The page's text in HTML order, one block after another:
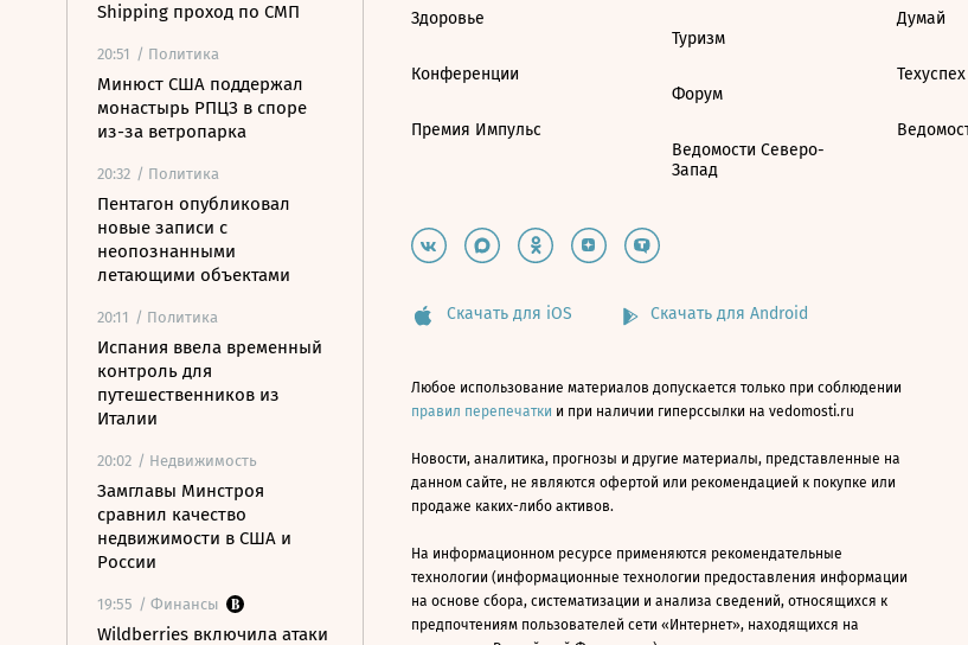
Shipping проход по СМП
20:51 / Политика
Минюст США поддержал
монастырь РПЦЗ в споре
из-за ветропарка
20:32 / Политика
Пентагон опубликовал
новые записи с
неопознанными
летающими объектами
20:11 / Политика
Испания ввела временный
контроль для
путешественников из
Италии
20:02 / Недвижимость
Замглавы Минстроя
сравнил качество
недвижимости в США и
России
19:55 / Финансы
Wildberries включила атаки
Здоровье
Конференции
Премия Импульс
Туризм
Форум
Ведомости Северо-
Запад
Думай
Техуспех
Скачать для iOS Скачать для Android
Любое использование материалов допускается только при соблюдении
правил перепечатки и при наличии гиперссылки на vedomosti.ru
Новости, аналитика, прогнозы и другие материалы, представленные на
данном сайте, не являются офертой или рекомендацией к покупке или
продаже каких-либо активов.
На информационном ресурсе применяются рекомендательные
технологии (информационные технологии предоставления информации
на основе сбора, систематизации и анализа сведений, относящихся к
предпочтениям пользователей сети «Интернет», находящихся на